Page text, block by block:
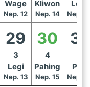
Wage
Nep. 12
Kliwon
Nep. 14
Legi
Nep.
29
3
Legi
Nep. 13
30
4
Pahing
Nep. 15
31
Pon
Nep.